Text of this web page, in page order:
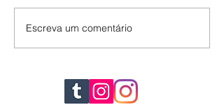
Escreva um comentário